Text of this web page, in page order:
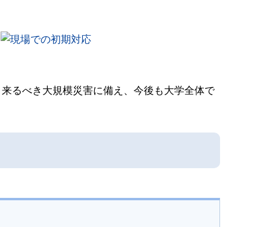
るべき大規模災害に備え、今後も大学全体で